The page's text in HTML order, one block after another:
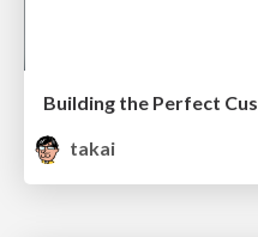
Building the Perfect
takai